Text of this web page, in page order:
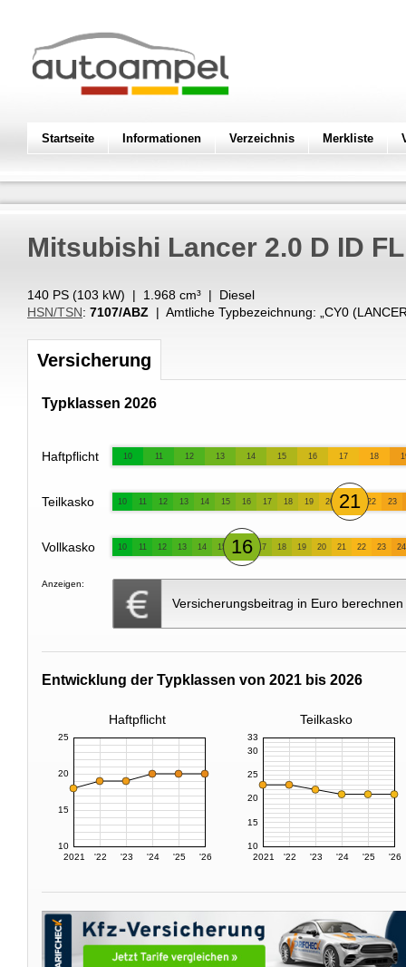
Startseite Informationen Verzeichnis Merkliste
Mitsubishi Lancer 2.0 D ID
140 PS (103 kW) | 1.968 cm³ | Diesel
HSN/TSN: 7107/ABZ | Amtliche Typbezeichnung: „ CY0
Versicherung
Typklassen 2026
Haftpflicht 10 11 12 13 14 15 16 17 18
Teilkasko 10 11 12 13 14 15 16 17 18 19 20 21 22 23
Vollkasko 10 11 12 13 14 15 16 17 18 19 20 21 22 23 24
Anzeigen:
Versicherungsbeitrag in Euro berechnen
Entwicklung der Typklassen von 2021 bis 2026
Haftpflicht Teilkasko
2021 '22 '23 '24 '25 '26
10
15
20
25
2021 '22 '23 '24 '25 '26
10
15
20
25
30
33